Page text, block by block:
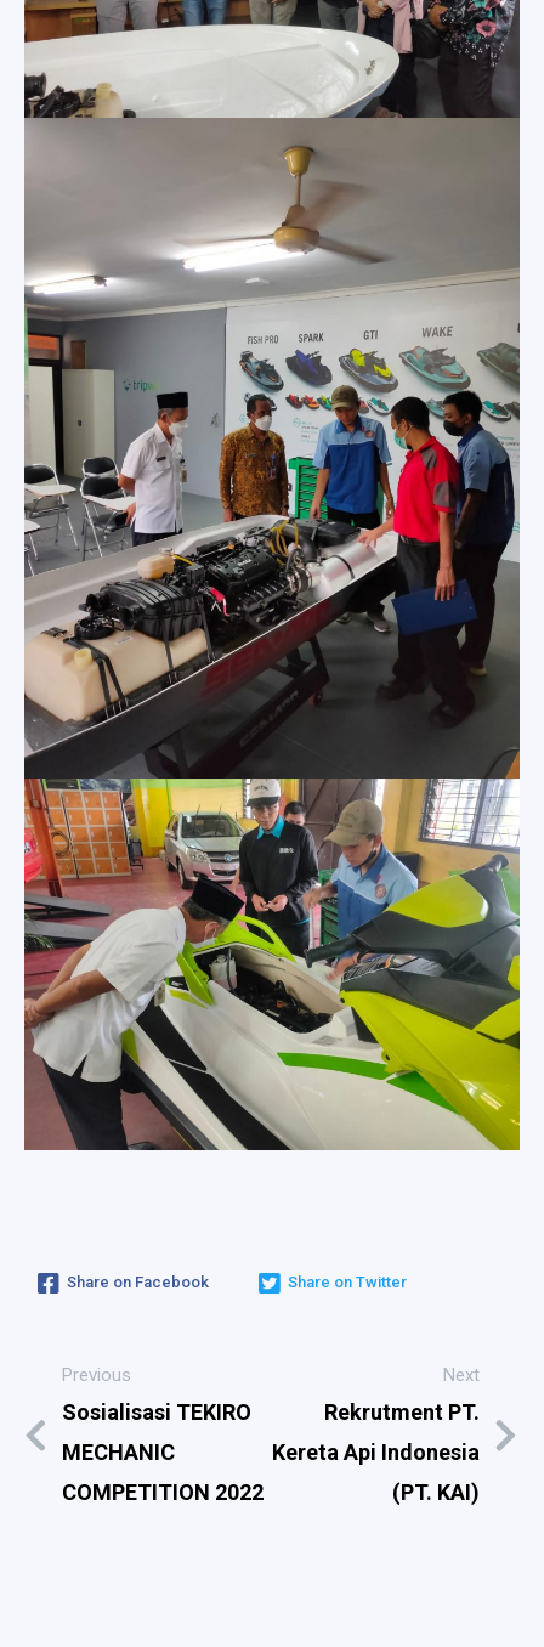
Share on Facebook Share on Twitter
Previous
Sosialisasi TEKIRO
MECHANIC
COMPETITION 2022
Next
Rekrutment PT.
Kereta Api Indonesia
(PT. KAI)